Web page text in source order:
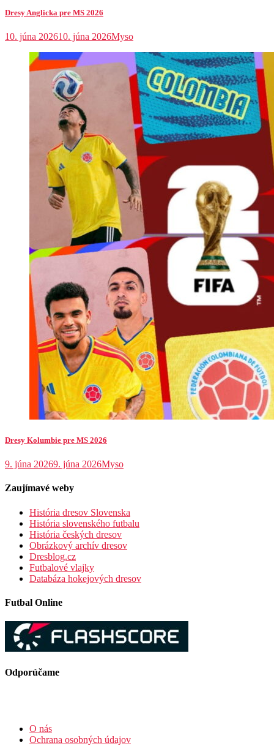
Dresy Anglicka pre MS 2026
10. júna 202610. júna 2026Myso
Dresy Kolumbie pre MS 2026
9. júna 20269. júna 2026Myso
Zaujímavé weby
História dresov Slovenska
História slovenského futbalu
História českých dresov
Obrázkový archív dresov
Dresblog.cz
Futbalové vlajky
Databáza hokejových dresov
Futbal Online
Odporúčame
O nás
Ochrana osobných údajov